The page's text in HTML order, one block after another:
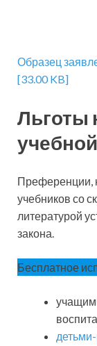
Образец
[33.00 KB]
Льготы
Преференции,
учебников со
литературой
закона.
Бесплатное